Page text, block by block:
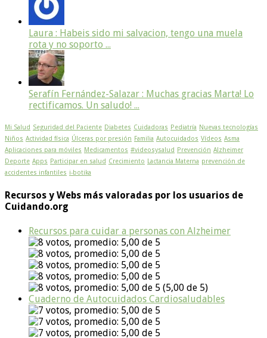
Laura : Habeis sido mi salvacion, tengo una muela
rota y no soporto ...
Serafín Fernández-Salazar : Muchas gracias Marta! Lo
rectificamos. Un saludo! ...
Mi Salud Seguridad del Paciente Diabetes Cuidadoras Pediatría Nuevas tecnologías
Niños Actividad física Úlceras por presión Familia Autocuidados Vídeos Asma
Aplicaciones para móviles Medicamentos #videosysalud Prevención Alzheimer
Deporte Apps Participar en salud Crecimiento Lactancia Materna prevención de
accidentes infantiles i-botika
Recursos y Webs más valoradas por los usuarios de
Cuidando.org
Recursos para cuidar a personas con Alzheimer
(5,00 de 5)
Cuaderno de Autocuidados Cardiosaludables